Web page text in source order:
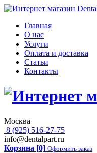
Главная
О нас
Услуги
Оплата и доставка
Статьи
Контакты
Москва
8 (925) 516-27-75
info@dentalpart.ru
Корзина [0] Оформить заказ